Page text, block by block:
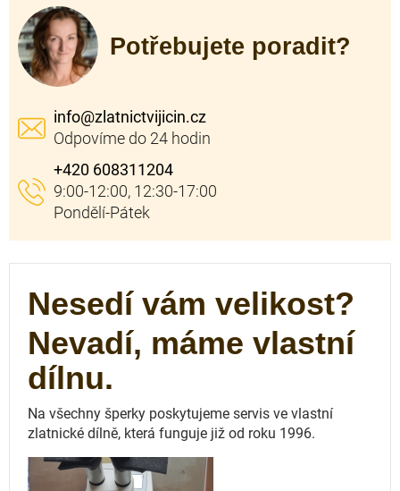
Potřebujete poradit?
info@zlatnictvijicin.cz
+420 608311204
Nesedí vám velikost?
Nevadí, máme vlastní
dílnu.
Na všechny šperky poskytujeme servis ve vlastní
zlatnické dílně, která funguje již od roku 1996.